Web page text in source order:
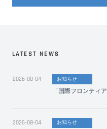
LATEST NEWS
2026-08-04 お知らせ
「国際フロンティ
2026-08-04 お知らせ